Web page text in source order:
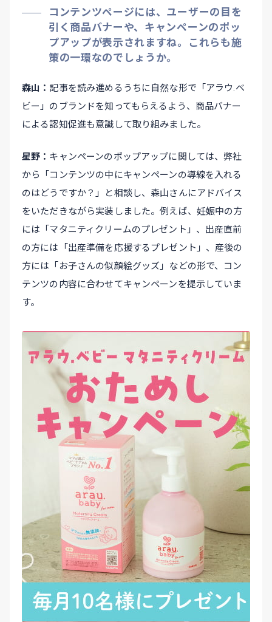
コンテンツページには、ユーザーの目を
引く商品バナーや、キャンペーンのポッ
プアップが表示されますね。これらも施
策の一環なのでしょうか。
森山
記事を読み進めるうちに自然な形で「アラウ.ベ
ビー」のブランドを知ってもらえるよう、商品バナー
による認知促進も意識して取り組みました。
星野
キャンペーンのポップアップに関しては、弊社
から「コンテンツの中にキャンペーンの導線を入れる
のはどうですか？」と相談し、森山さんにアドバイス
をいただきながら実装しました。例えば、妊娠中の方
には「マタニティクリームのプレゼント」、出産直前
の方には「出産準備を応援するプレゼント」、産後の
方には「お子さんの似顔絵グッズ」などの形で、コン
テンツの内容に合わせてキャンペーンを提示していま
す。